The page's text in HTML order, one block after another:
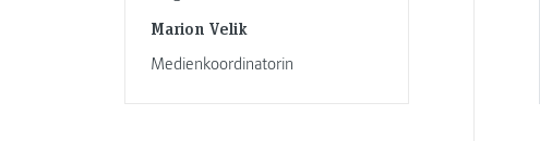
Marion Velik
Medienkoordinatorin